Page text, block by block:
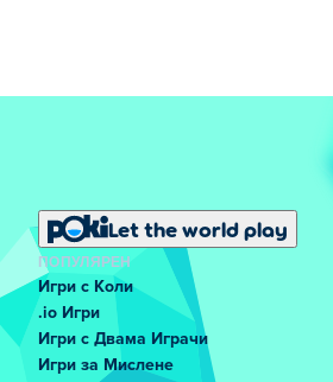
Let the world play
ПОПУЛЯРЕН
Игри с Коли
.io Игри
Игри с Двама Играчи
Игри за Мислене